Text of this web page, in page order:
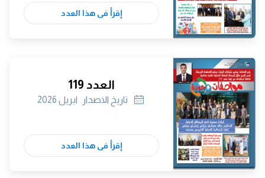
إقرأ فى هذا العدد
العدد 119
تاريخ الاصدار ابريل 2026
إقرأ فى هذا العدد